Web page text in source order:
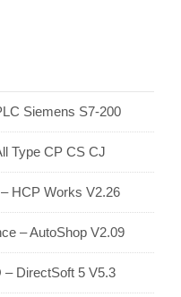
Siemens S7-200
Type CP CS CJ
HCP Works V2.26
– AutoShop V2.09
– DirectSoft 5 V5.3